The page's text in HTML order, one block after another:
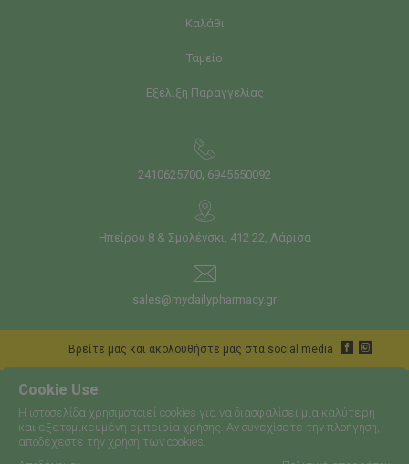
Cookie Use
Η ιστοσελίδα χρησιμοποιεί cookies για να διασφαλίσει μια καλύτερη
και εξατομικευμένη εμπειρία χρήσης. Αν συνεχίσετε την πλοήγηση,
αποδέχεστε την χρήση των cookies.
Καλάθι
Ταμείο
Εξέλιξη Παραγγελίας
2410625700, 6945550092
Ηπείρου 8 & Σμολένσκι, 412 22, Λάρισα
sales@mydailypharmacy.gr
Bρείτε μας και ακολουθήστε μας στα social media
Copyright © 2026 - Daily pharmacy - Περιεχόμενο πνευματικών